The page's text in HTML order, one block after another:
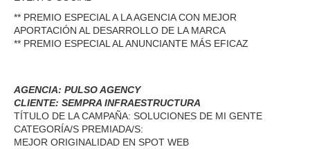
** PREMIO ESPECIAL A LA AGENCIA CON MEJOR
APORTACIÓN AL DESARROLLO DE LA MARCA
** PREMIO ESPECIAL AL ANUNCIANTE MÁS EFICAZ
AGENCIA: PULSO AGENCY
CLIENTE: SEMPRA INFRAESTRUCTURA
TÍTULO DE LA CAMPAÑA: SOLUCIONES DE MI GENTE
CATEGORÍA/S PREMIADA/S:
MEJOR ORIGINALIDAD EN SPOT WEB